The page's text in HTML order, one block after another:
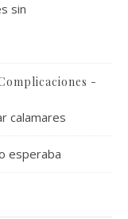
sin
-
calamares
esperaba